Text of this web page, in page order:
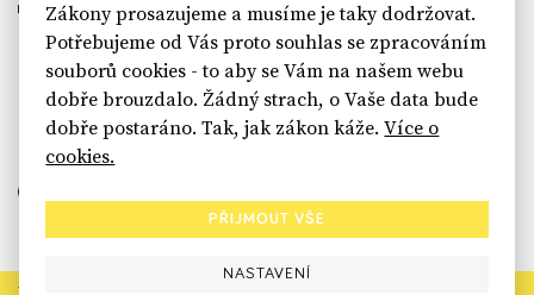
sinfin.digital
Zákony prosazujeme a musíme je taky dodržovat.
Potřebujeme od Vás proto souhlas se zpracováním
souborů cookies - to aby se Vám na našem webu
dobře brouzdalo. Žádný strach, o Vaše data bude
dobře postaráno. Tak, jak zákon káže.Více o
cookies.
PŘIJMOUT VŠE
NASTAVENÍ